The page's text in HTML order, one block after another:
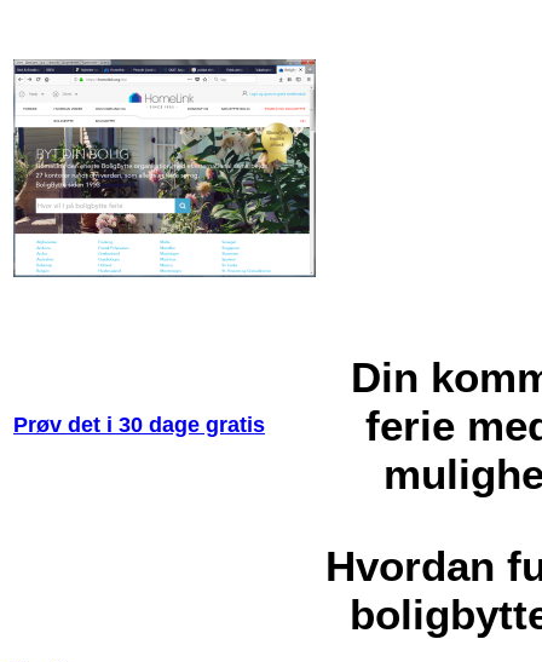
Prøv det i 30 dage gratis
Din
ferie
Hvordan